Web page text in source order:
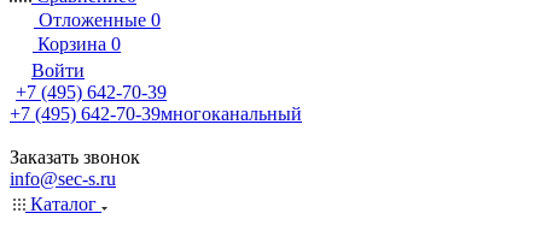
Отложенные 0
Корзина 0
Войти
+7 (495) 642-70-39
+7 (495) 642-70-39многоканальный
Заказать звонок
info@sec-s.ru
Каталог